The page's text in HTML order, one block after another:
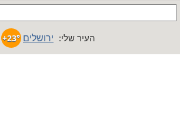
אמריקה
העיר שלי: ירושלים +23°